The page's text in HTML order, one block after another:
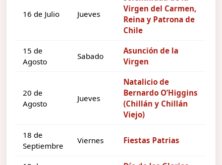
16 de Julio Jueves
Virgen del Carmen,
Reina y Patrona de
Chile
15 de
Agosto
Sabado
Asunción de la
Virgen
20 de
Agosto
Jueves
Natalicio de
Bernardo O’Higgins
(Chillán y Chillán
Viejo)
18 de
Septiembre
Viernes Fiestas Patrias